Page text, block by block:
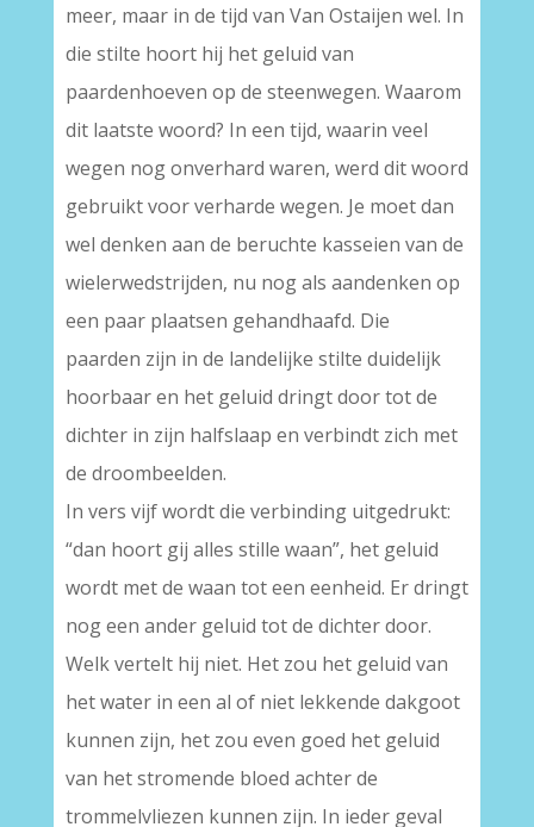
meer, maar in de tijd van Van Ostaijen wel. In
die stilte hoort hij het geluid van
paardenhoeven op de steenwegen. Waarom
dit laatste woord? In een tijd, waarin veel
wegen nog onverhard waren, werd dit woord
gebruikt voor verharde wegen. Je moet dan
wel denken aan de beruchte kasseien van de
wielerwedstrijden, nu nog als aandenken op
een paar plaatsen gehandhaafd. Die
paarden zijn in de landelijke stilte duidelijk
hoorbaar en het geluid dringt door tot de
dichter in zijn halfslaap en verbindt zich met
de droombeelden.
In vers vijf wordt die verbinding uitgedrukt:
“dan hoort gij alles stille waan”, het geluid
wordt met de waan tot een eenheid. Er dringt
nog een ander geluid tot de dichter door.
Welk vertelt hij niet. Het zou het geluid van
het water in een al of niet lekkende dakgoot
kunnen zijn, het zou even goed het geluid
van het stromende bloed achter de
trommelvliezen kunnen zijn. In ieder geval